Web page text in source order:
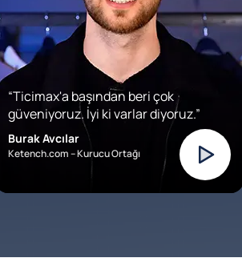
“Ticimax'a başından beri çok
güveniyoruz. İyi ki varlar diyoruz.”
Burak Avcılar
Ketench.com – Kurucu Ortağı